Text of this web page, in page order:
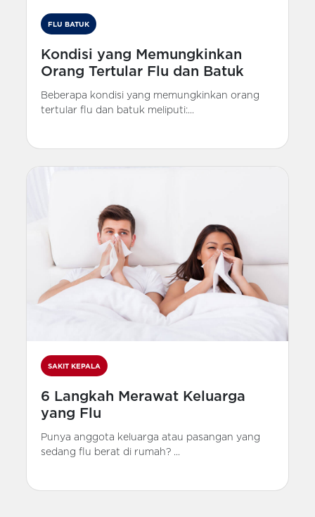
FLU BATUK
Kondisi yang Memungkinkan
Orang Tertular Flu dan Batuk
Beberapa kondisi yang memungkinkan orang
tertular flu dan batuk meliputi:...
SAKIT KEPALA
6 Langkah Merawat Keluarga
yang Flu
Punya anggota keluarga atau pasangan yang
sedang flu berat di rumah? ...